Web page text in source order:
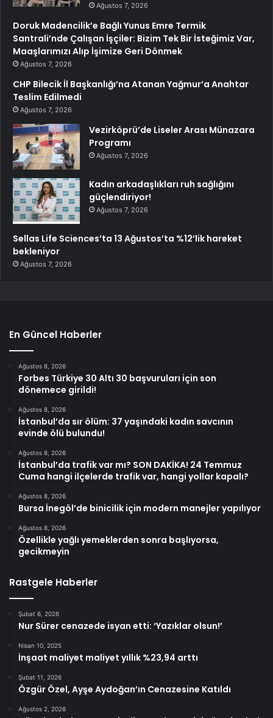
Ağustos 7, 2026
Doruk Madencilik’e Bağlı Yunus Emre Termik
Santrali’nde Çalışan İşçiler: Bizim Tek Bir İsteğimiz Var,
Maaşlarımızı Alıp İşimize Geri Dönmek
Ağustos 7, 2026
CHP Bilecik İl Başkanlığı’na Atanan Yağmur’a Anahtar
Teslim Edilmedi
Ağustos 7, 2026
Vezirköprü’de Liseler Arası Münazara
Programı
Ağustos 7, 2026
Kadın arkadaşlıkları ruh sağlığını
güçlendiriyor!
Ağustos 7, 2026
Sellas Life Sciences’ta 13 Ağustos’ta %12’lik hareket
bekleniyor
Ağustos 7, 2026
En Güncel Haberler
Ağustos 8, 2026
Forbes Türkiye 30 Altı 30 başvuruları için son
dönemece girildi!
Ağustos 8, 2026
İstanbul’da sır ölüm: 37 yaşındaki kadın savcının
evinde ölü bulundu!
Ağustos 8, 2026
İstanbul’da trafik var mı? SON DAKİKA! 24 Temmuz
Cuma hangi ilçelerde trafik var, hangi yollar kapalı?
Ağustos 8, 2026
Bursa İnegöl’de binicilik için modern manejler yapılıyor
Ağustos 8, 2026
Özellikle yağlı yemeklerden sonra başlıyorsa,
gecikmeyin
Rastgele Haberler
Şubat 6, 2026
Nur Sürer cenazede isyan etti: ‘Yazıklar olsun!’
Nisan 10, 2025
İnşaat maliyet maliyet yıllık %23,94 arttı
Şubat 11, 2026
Özgür Özel, Ayşe Aydoğan’ın Cenazesine Katıldı
Ağustos 2, 2026